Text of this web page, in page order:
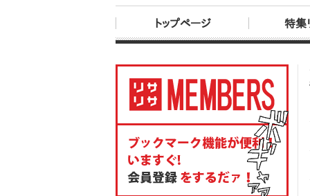
トップページ 特集